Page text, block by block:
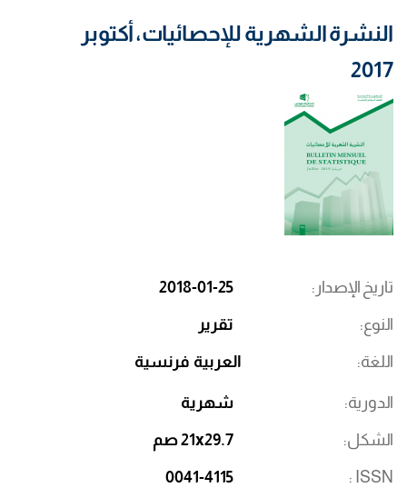
النشرة الشهرية للإحصائيات، أكتوبر
2017
تاريخ الإصدار 2018-01-25
النوع تقرير
اللغة العربية فرنسية
الدورية شهرية
الشكل 21x29.7 صم
ISSN
0041-4115